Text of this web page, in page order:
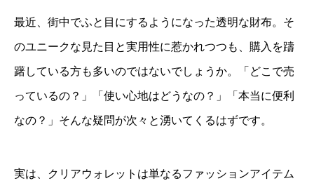
最近、街中でふと目にするようになった透明な財布。そ
のユニークな見た目と実用性に惹かれつつも、購入を躊
躇している方も多いのではないでしょうか。「どこで売
っているの？」「使い心地はどうなの？」「本当に便利
なの？」そんな疑問が次々と湧いてくるはずです。
実は、クリアウォレットは単なるファッションアイテム